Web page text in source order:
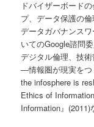
ドバイザーボード
プ、データ保護の
データガバナンス
いてのGoogle諮問
デジタル倫理、技
―情報圏が現実をつ
the infosphere is
Ethics of
Information』(2011)